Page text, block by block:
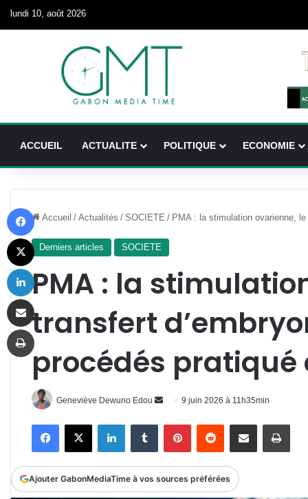
lundi 10, août 2026
ACCUEIL ACTUALITE POLITIQUE ECONOMIE
Accueil / Actualités / SOCIETE / PMA : la stimulation ovarienne,
Derniers articles SOCIETE
PMA : la
transfert
procédés pratiqué
Geneviève Dewuno Edou
Envoyer
courriel
9 juin 2026 à 11h35min
FacebookX LinkedinTumblr PinterestReddit Partager par email
Ajouter GabonMediaTime à vos sources préférées
X
Imprimer